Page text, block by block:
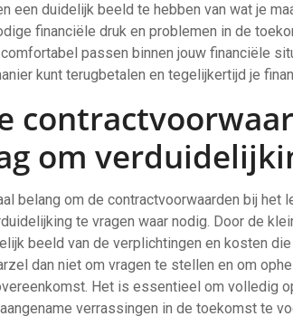
een duidelijk beeld te hebben van wat je
financiële druk en problemen in de
passen binnen jouw financiële
kunt terugbetalen en tegelijkertijd je
om
belang om de contractvoorwaarden bij het
te vragen waar nodig. Door de
beeld van de verplichtingen en kosten
dan niet om vragen te stellen en om
Het is essentieel om volledig
verrassingen in de toekomst te